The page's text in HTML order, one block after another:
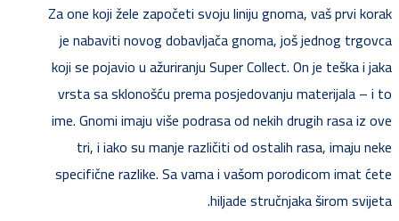
Za one koji žele započeti svoju liniju gnoma, vaš prvi korak
je nabaviti novog dobavljača gnoma, još jednog trgovca
koji se pojavio u ažuriranju Super Collect. On je teška i jaka
vrsta sa sklonošću prema posjedovanju materijala – i to
ime. Gnomi imaju više podrasa od nekih drugih rasa iz ove
tri, i iako su manje različiti od ostalih rasa, imaju neke
specifične razlike. Sa vama i vašom porodicom imat ćete
hiljade stručnjaka širom svijeta.